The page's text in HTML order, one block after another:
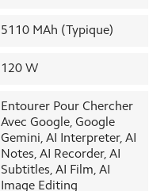
5110 MAh (typique)
120 W
Entourer Pour Chercher
Avec Google, Google
Gemini, AI Interpreter, AI
Notes, AI Recorder, AI
Subtitles, AI Film, AI
Image Editing